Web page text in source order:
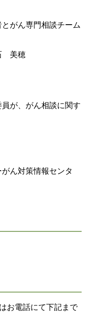
がん専門相談チーム
美穂
が、がん相談に関す
ん対策情報センタ
お電話にて下記まで